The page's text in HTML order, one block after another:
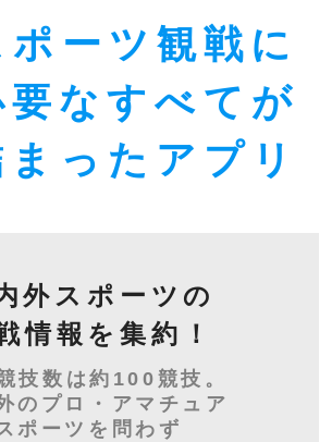
ポーツ観戦に
要なすべてが
まったアプリ
外スポーツの
情報を集約！
技数は約100競技。
のプロ・アマチュア
ポーツを問わず